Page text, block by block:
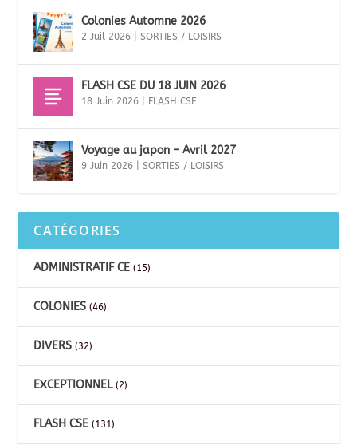
Colonies Automne 2026
2 Juil 2026 |SORTIES / LOISIRS
FLASH CSE DU 18 JUIN 2026
18 Juin 2026 FLASH CSE
Voyage au japon – Avril 2027
9 Juin 2026 |SORTIES / LOISIRS
CATÉGORIES
ADMINISTRATIF CE (15)
COLONIES (46)
DIVERS (32)
EXCEPTIONNEL(2)
FLASH CSE (131)